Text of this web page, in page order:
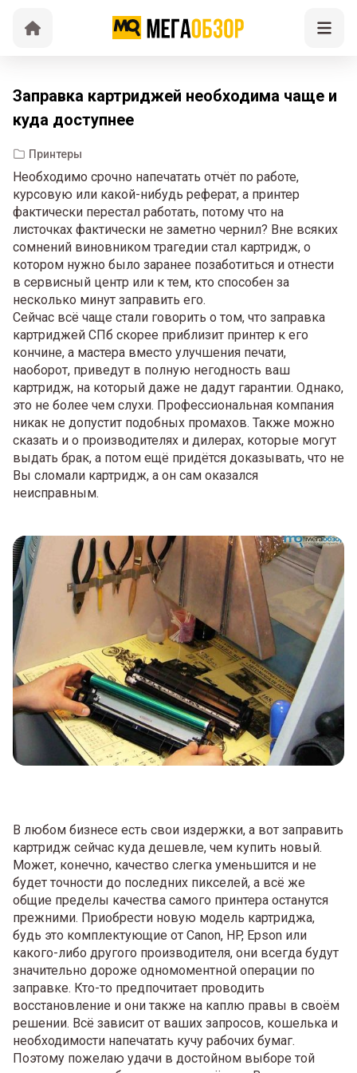
Заправка картриджей необходима чаще и
куда доступнее
Принтеры
Необходимо срочно напечатать отчёт по работе,
курсовую или какой-нибудь реферат, а принтер
фактически перестал работать, потому что на
листочках фактически не заметно чернил? Вне всяких
сомнений виновником трагедии стал картридж, о
котором нужно было заранее позаботиться и отнести
в сервисный центр или к тем, кто способен за
несколько минут заправить его.
Сейчас всё чаще стали говорить о том, что заправка
картриджей СПб скорее приблизит принтер к его
кончине, а мастера вместо улучшения печати,
наоборот, приведут в полную негодность ваш
картридж, на который даже не дадут гарантии. Однако,
это не более чем слухи. Профессиональная компания
никак не допустит подобных промахов. Также можно
сказать и о производителях и дилерах, которые могут
выдать брак, а потом ещё придётся доказывать, что не
Вы сломали картридж, а он сам оказался
неисправным.
В любом бизнесе есть свои издержки, а вот заправить
картридж сейчас куда дешевле, чем купить новый.
Может, конечно, качество слегка уменьшится и не
будет точности до последних пикселей, а всё же
общие пределы качества самого принтера останутся
прежними. Приобрести новую модель картриджа,
будь это комплектующие от Canon, HP, Epson или
какого-либо другого производителя, они всегда будут
значительно дороже одномоментной операции по
заправке. Кто-то предпочитает проводить
восстановление и они также на каплю правы в своём
решении. Всё зависит от ваших запросов, кошелька и
необходимости напечатать кучу рабочих бумаг.
Поэтому пожелаю удачи в достойном выборе той